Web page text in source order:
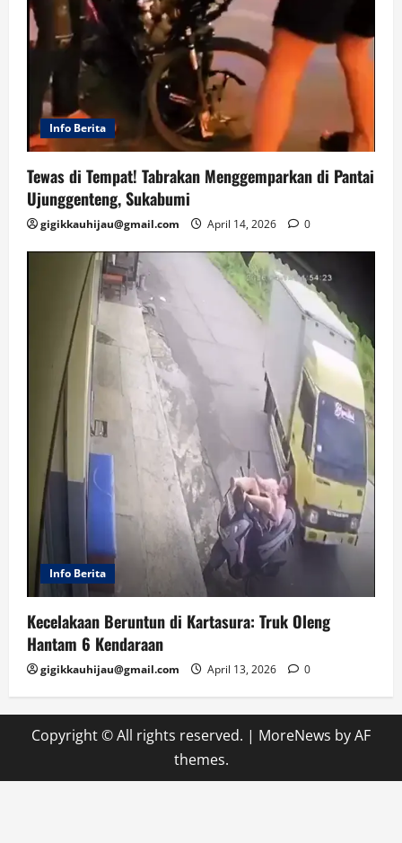
Info Berita
Tewas di Tempat! Tabrakan Menggemparkan di Pantai
Ujunggenteng, Sukabumi
gigikkauhijau@gmail.com April 14, 2026 0
Info Berita
Kecelakaan Beruntun di Kartasura: Truk Oleng
Hantam 6 Kendaraan
gigikkauhijau@gmail.com April 13, 2026 0
Copyright © All rights reserved. | MoreNews by AF
themes.